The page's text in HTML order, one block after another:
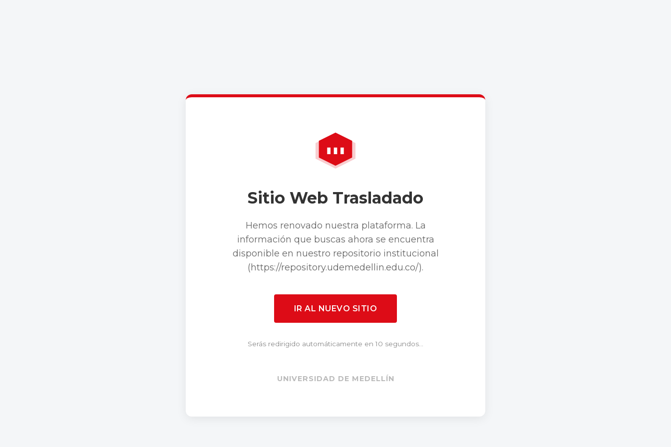
Sitio Web Trasladado
Hemos renovado nuestra plataforma. La
información que buscas ahora se encuentra
disponible en nuestro repositorio institucional
(https://repository.udemedellin.edu.co/).
IR AL NUEVO SITIO
Serás redirigido automáticamente en 10 segundos...
UNIVERSIDAD DE MEDELLÍN